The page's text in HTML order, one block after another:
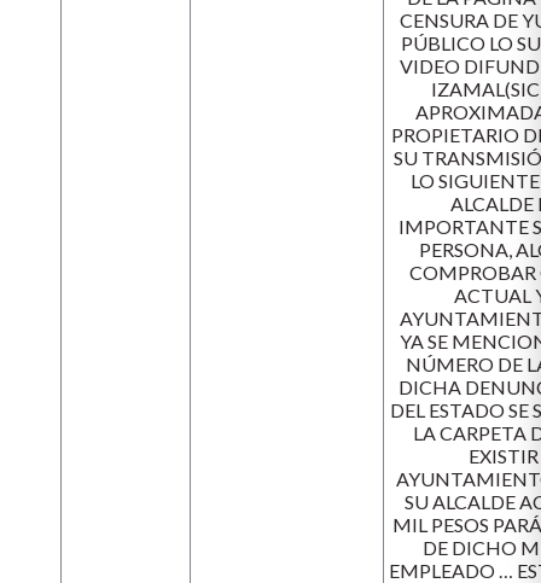
CENSURA DE
PÚBLICO LO
VIDEO
PROPIETARIO
SU
LO
ALCALDE
IMPORTANTE
PERSONA,
COMPROBAR
ACTUAL
YA SE
NÚMERO DE
DICHA
DEL ESTADO
LA CARPETA
SU ALCALDE
MIL PESOS
DE DICHO
EMPLEADO …